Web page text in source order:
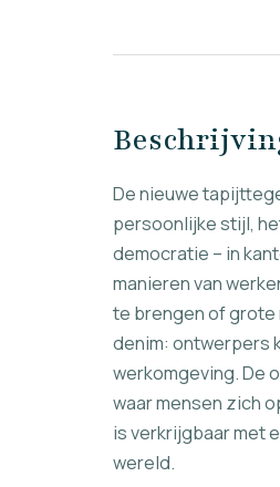
De nieuwe
persoonlijke stijl,
democratie – in
manieren van
te brengen of grote
denim: ontwerpers
werkomgeving. De
waar mensen zich
is verkrijgbaar met
wereld.